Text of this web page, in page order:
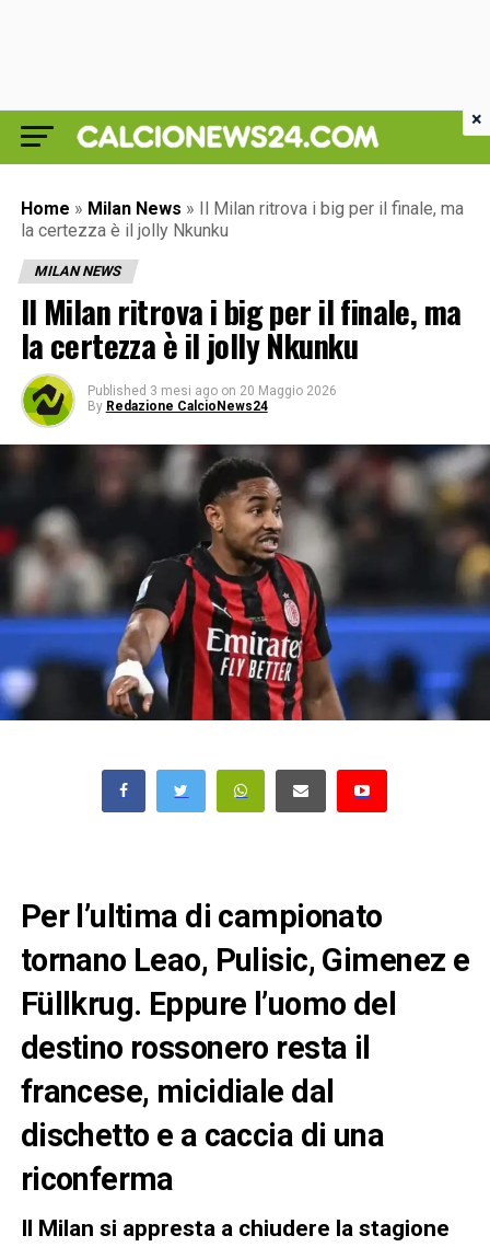
Home » Milan News » Il Milan ritrova i big per il finale, ma
la certezza è il jolly Nkunku
MILAN NEWS
Il Milan ritrova i big per il finale, ma
la certezza è il jolly Nkunku
Published 3 mesi ago on 20 Maggio 2026
By Redazione CalcioNews24
Per l’ultima di campionato
tornano Leao, Pulisic, Gimenez e
Füllkrug. Eppure l’uomo del
destino rossonero resta il
francese, micidiale dal
dischetto e a caccia di una
riconferma
Il Milan si appresta a chiudere la stagione
×